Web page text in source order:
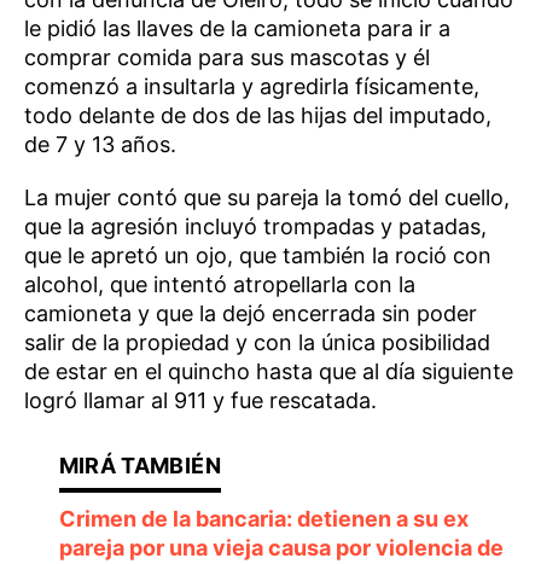
le pidió las llaves de la camioneta para ir a
comprar comida para sus mascotas y él
comenzó a insultarla y agredirla físicamente,
todo delante de dos de las hijas del imputado,
de 7 y 13 años.
La mujer contó que su pareja la tomó del cuello,
que la agresión incluyó trompadas y patadas,
que le apretó un ojo, que también la roció con
alcohol, que intentó atropellarla con la
camioneta y que la dejó encerrada sin poder
salir de la propiedad y con la única posibilidad
de estar en el quincho hasta que al día siguiente
logró llamar al 911 y fue rescatada.
Crimen de la bancaria: detienen a su ex
pareja por una vieja causa por violencia de